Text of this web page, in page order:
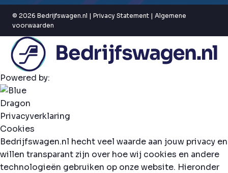
© 2026 Bedrijfswagen.nl | Privacy Statement | Algemene
voorwaarden
Powered by:
Privacyverklaring
Cookies
Bedrijfswagen.nl hecht veel waarde aan jouw privacy en
willen transparant zijn over hoe wij cookies en andere
technologieën gebruiken op onze website. Hieronder